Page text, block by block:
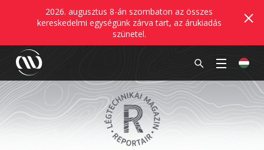
2026. augusztus 8-án szombaton az összes
kereskedelmi egységünk zárva tart, az árukiadás
szünetel.